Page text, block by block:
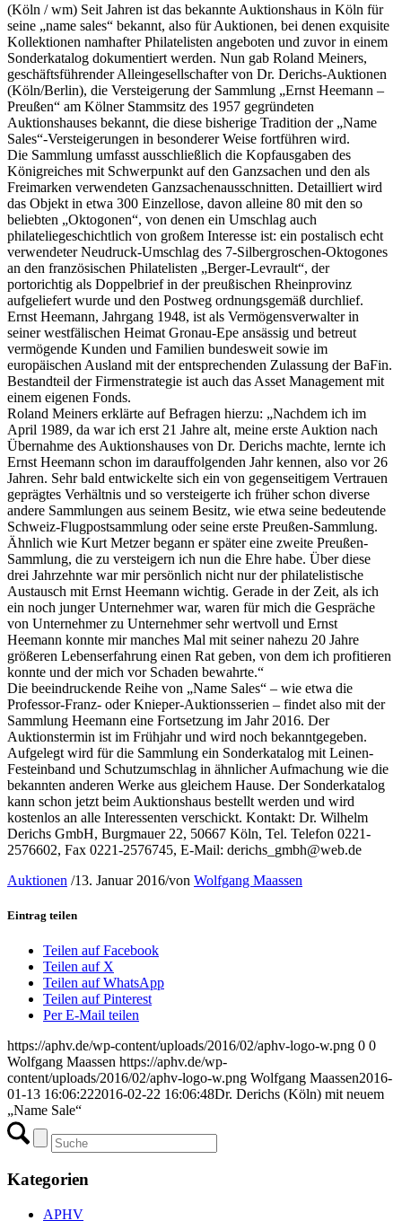
(Köln / wm) Seit Jahren ist das bekannte Auktionshaus in Köln für
seine „name sales“ bekannt, also für Auktionen, bei denen exquisite
Kollektionen namhafter Philatelisten angeboten und zuvor in einem
Sonderkatalog dokumentiert werden. Nun gab Roland Meiners,
geschäftsführender Alleingesellschafter von Dr. Derichs-Auktionen
(Köln/Berlin), die Versteigerung der Sammlung „Ernst Heemann –
Preußen“ am Kölner Stammsitz des 1957 gegründeten
Auktionshauses bekannt, die diese bisherige Tradition der „Name
Sales“-Versteigerungen in besonderer Weise fortführen wird.
Die Sammlung umfasst ausschließlich die Kopfausgaben des
Königreiches mit Schwerpunkt auf den Ganzsachen und den als
Freimarken verwendeten Ganzsachenausschnitten. Detailliert wird
das Objekt in etwa 300 Einzellose, davon alleine 80 mit den so
beliebten „Oktogonen“, von denen ein Umschlag auch
philateliegeschichtlich von großem Interesse ist: ein postalisch echt
verwendeter Neudruck-Umschlag des 7-Silbergroschen-Oktogones
an den französischen Philatelisten „Berger-Levrault“, der
portorichtig als Doppelbrief in der preußischen Rheinprovinz
aufgeliefert wurde und den Postweg ordnungsgemäß durchlief.
Ernst Heemann, Jahrgang 1948, ist als Vermögensverwalter in
seiner westfälischen Heimat Gronau-Epe ansässig und betreut
vermögende Kunden und Familien bundesweit sowie im
europäischen Ausland mit der entsprechenden Zulassung der BaFin.
Bestandteil der Firmenstrategie ist auch das Asset Management mit
einem eigenen Fonds.
Roland Meiners erklärte auf Befragen hierzu: „Nachdem ich im
April 1989, da war ich erst 21 Jahre alt, meine erste Auktion nach
Übernahme des Auktionshauses von Dr. Derichs machte, lernte ich
Ernst Heemann schon im darauffolgenden Jahr kennen, also vor 26
Jahren. Sehr bald entwickelte sich ein von gegenseitigem Vertrauen
geprägtes Verhältnis und so versteigerte ich früher schon diverse
andere Sammlungen aus seinem Besitz, wie etwa seine bedeutende
Schweiz-Flugpostsammlung oder seine erste Preußen-Sammlung.
Ähnlich wie Kurt Metzer begann er später eine zweite Preußen-
Sammlung, die zu versteigern ich nun die Ehre habe. Über diese
drei Jahrzehnte war mir persönlich nicht nur der philatelistische
Austausch mit Ernst Heemann wichtig. Gerade in der Zeit, als ich
ein noch junger Unternehmer war, waren für mich die Gespräche
von Unternehmer zu Unternehmer sehr wertvoll und Ernst
Heemann konnte mir manches Mal mit seiner nahezu 20 Jahre
größeren Lebenserfahrung einen Rat geben, von dem ich profitieren
konnte und der mich vor Schaden bewahrte.“
Die beeindruckende Reihe von „Name Sales“ – wie etwa die
Professor-Franz- oder Knieper-Auktionsserien – findet also mit der
Sammlung Heemann eine Fortsetzung im Jahr 2016. Der
Auktionstermin ist im Frühjahr und wird noch bekanntgegeben.
Aufgelegt wird für die Sammlung ein Sonderkatalog mit Leinen-
Festeinband und Schutzumschlag in ähnlicher Aufmachung wie die
bekannten anderen Werke aus gleichem Hause. Der Sonderkatalog
kann schon jetzt beim Auktionshaus bestellt werden und wird
kostenlos an alle Interessenten verschickt. Kontakt: Dr. Wilhelm
Derichs GmbH, Burgmauer 22, 50667 Köln, Tel. Telefon 0221-
2576602, Fax 0221-2576745, E-Mail: derichs_gmbh@web.de
Auktionen /13. Januar 2016/von Wolfgang Maassen
Eintrag teilen
Teilen auf Facebook
Teilen auf X
Teilen auf WhatsApp
Teilen auf Pinterest
Per E-Mail teilen
https://aphv.de/wp-content/uploads/2016/02/aphv-logo-w.png 0 0
Wolfgang Maassen https://aphv.de/wp-
content/uploads/2016/02/aphv-logo-w.png Wolfgang Maassen2016-
01-13 16:06:222016-02-22 16:06:48Dr. Derichs (Köln) mit neuem
„Name Sale“
Kategorien
APHV